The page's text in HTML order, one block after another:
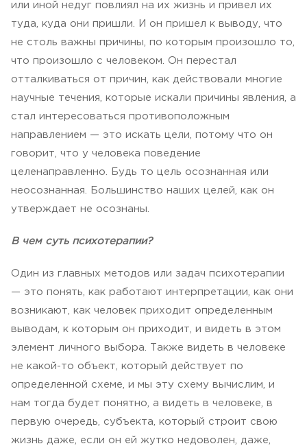
или иной недуг повлиял на их жизнь и привел их
туда, куда они пришли. И он пришел к выводу, что
не столь важны причины, по которым произошло то,
что произошло с человеком. Он перестал
отталкиваться от причин, как действовали многие
научные течения, которые искали причины явления, а
стал интересоваться противоположным
направлением — это искать цели, потому что он
говорит, что у человека поведение
целенаправленно. Будь то цель осознанная или
неосознанная. Большинство наших целей, как он
утверждает не осознаны.
В чем суть психотерапии?
Один из главных методов или задач психотерапии
— это понять, как работают интерпретации, как они
возникают, как человек приходит определенным
выводам, к которым он приходит, и видеть в этом
элемент личного выбора. Также видеть в человеке
не какой-то объект, который действует по
определенной схеме, и мы эту схему вычислим, и
нам тогда будет понятно, а видеть в человеке, в
первую очередь, субъекта, который строит свою
жизнь даже, если он ей жутко недоволен, даже,